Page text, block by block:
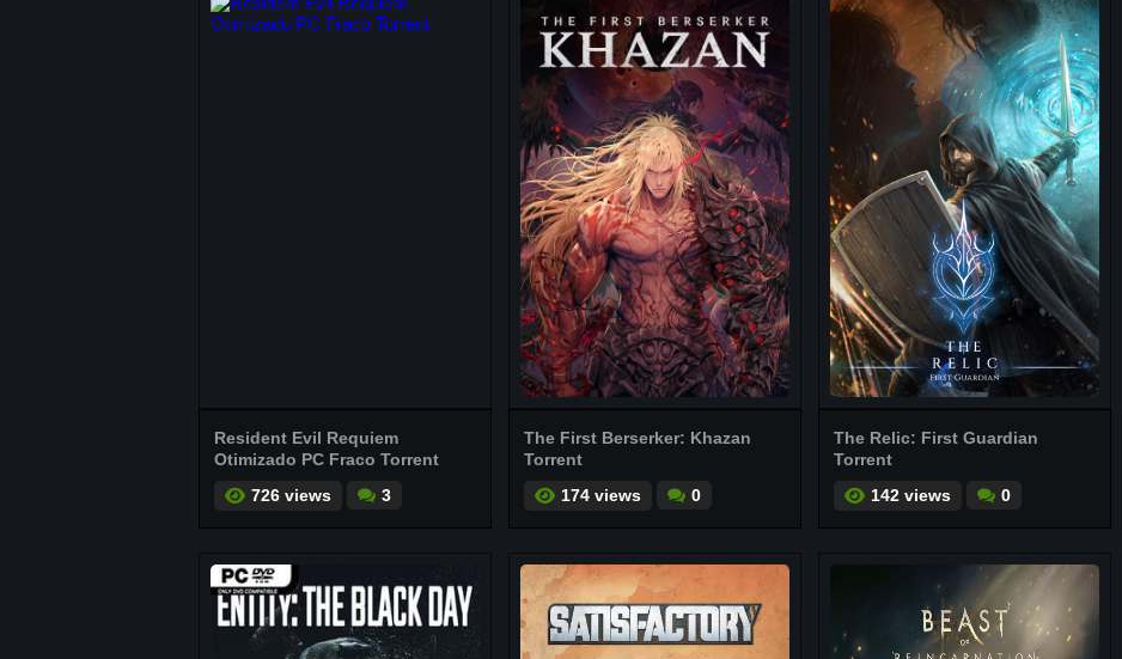
Resident Evil Requiem
Otimizado PC Fraco Torrent
726 views
3
The First Berserker: Khazan
Torrent
174 views
0
The Relic: First Guardian
Torrent
142 views
0